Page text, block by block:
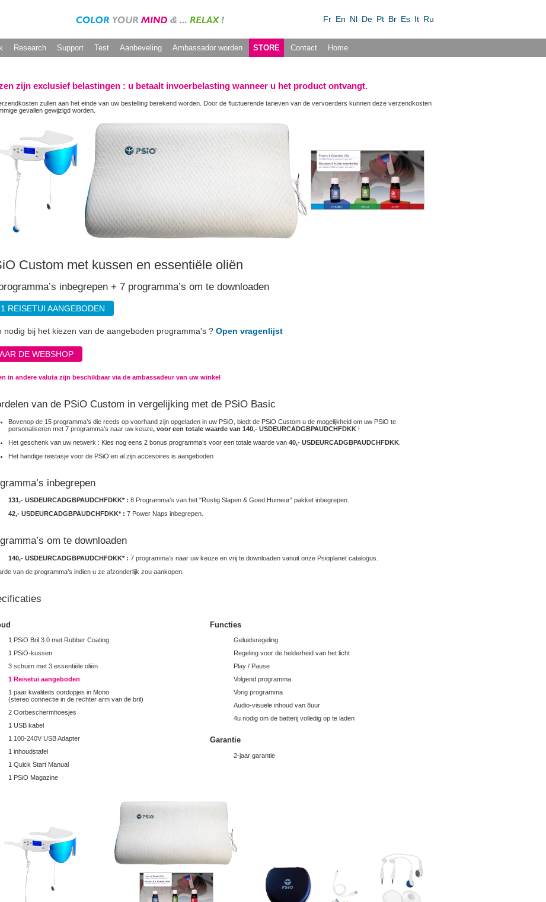
Fr En Nl De Pt Br Es It Ru
Research Support Test Aanbeveling Ambassador worden STORE Contact Home
zijn exclusief belastingen : u betaalt invoerbelasting wanneer u het product ontvangt.
zullen aan het einde van uw bestelling berekend worden. Door de fluctuerende tarieven van de vervoerders kunnen deze verzendkosten
gevallen gewijzigd worden.
Custom met kussen en essentiële oliën
inbegrepen + 7 programma’s om te downloaden
REISETUI AANGEBODEN
nodig bij het kiezen van de aangeboden programma's ? Open vragenlijst
DE WEBSHOP
in andere valuta zijn beschikbaar via de ambassadeur van uw winkel
van de PSiO Custom in vergelijking met de PSiO Basic
Bovenop de 15 programma’s die reeds op voorhand zijn opgeladen in uw PSiO, biedt de PSiO Custom u de mogelijkheid om uw PSiO te
personaliseren met 7 programma’s naar uw keuze, voor een totale waarde van 140,- USDEURCADGBPAUDCHFDKK !
Het geschenk van uw netwerk : Kies nog eens 2 bonus programma’s voor een totale waarde van 40,- USDEURCADGBPAUDCHFDKK
Het handige reistasje voor de PSiO en al zijn accesoires is aangeboden
inbegrepen
131,- USDEURCADGBPAUDCHFDKK* : 8 Programma’s van het "Rustig Slapen & Goed Humeur" pakket inbegrepen.
42,- USDEURCADGBPAUDCHFDKK* : 7 Power Naps inbegrepen.
om te downloaden
140,- USDEURCADGBPAUDCHFDKK* : 7 programma’s naar uw keuze en vrij te downloaden vanuit onze Psioplanet catalogus.
van de programma’s indien u ze afzonderlijk zou aankopen.
1 PSiO Bril 3.0 met Rubber Coating
1 PSiO-kussen
3 schuim met 3 essentiële oliën
1 Reisetui aangeboden
1 paar kwaliteits oordopjes in Mono
(stereo connectie in de rechter arm van de bril)
2 Oorbeschermhoesjes
1 USB kabel
1 100-240V USB Adapter
1 inhoudstafel
1 Quick Start Manual
1 PSiO Magazine
Functies
Geluidsregeling
Regeling voor de helderheid van het licht
Play / Pause
Volgend programma
Vorig programma
Audio-visuele inhoud van 8uur
4u nodig om de batterij volledig op te laden
Garantie
2-jaar garantie